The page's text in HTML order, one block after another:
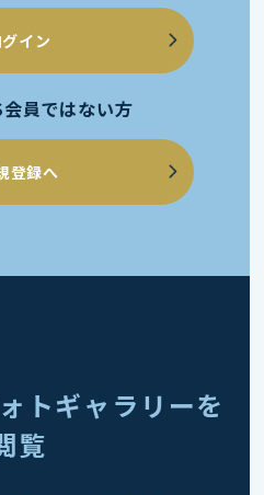
グイン
員ではない方
登録へ
トギャラリーを
覧